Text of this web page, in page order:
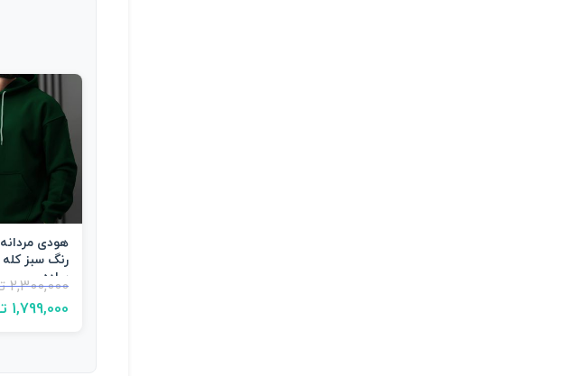
هودی
رنگ سبز کله
ساده
2,300,000
1,799,000